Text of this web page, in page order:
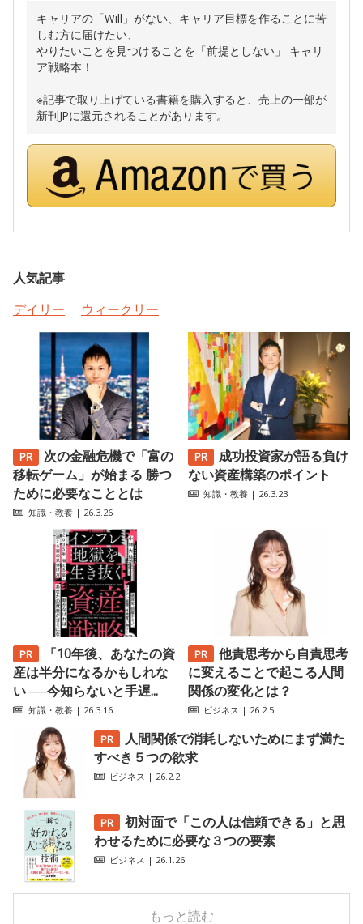
キャリアの「Will」がない、キャリア目標を作ることに苦
しむ方に届けたい、
やりたいことを見つけることを「前提としない」 キャリ
ア戦略本！
※記事で取り上げている書籍を購入すると、売上の一部が
新刊JPに還元されることがあります。
人気記事
デイリー
ウィークリー
次の金融危機で「富の
移転ゲーム」が始まる 勝つ
ために必要なこととは
知識・教養 | 26.3.26
成功投資家が語る負け
ない資産構築のポイント
知識・教養 | 26.3.23
「10年後、あなたの資
産は半分になるかもしれな
い ──今知らないと手遅...
知識・教養 | 26.3.16
他責思考から自責思考
に変えることで起こる人間
関係の変化とは？
ビジネス | 26.2.5
人間関係で消耗しないためにまず満た
すべき５つの欲求
ビジネス | 26.2.2
初対面で「この人は信頼できる」と思
わせるために必要な３つの要素
ビジネス | 26.1.26
もっと読む